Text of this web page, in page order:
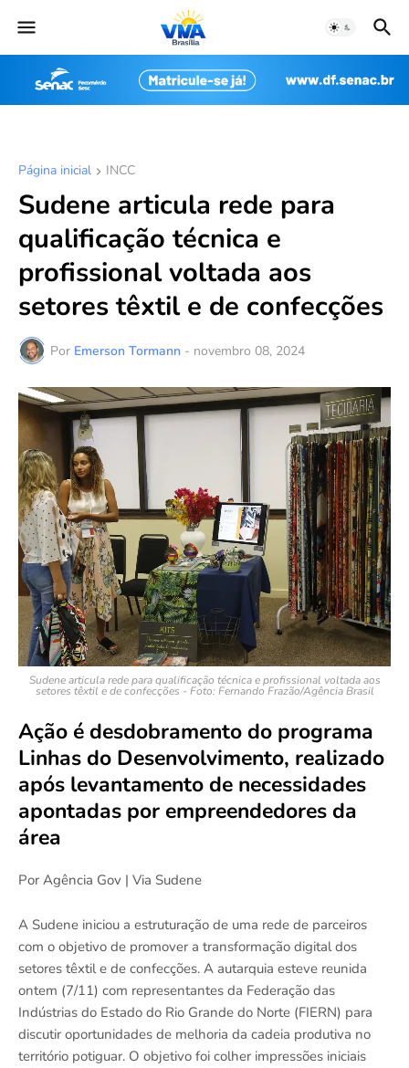
Página inicial INCC
Sudene articula rede para
qualificação técnica e
profissional voltada aos
setores têxtil e de confecções
Por Emerson Tormann - novembro 08, 2024
Sudene articula rede para qualificação técnica e profissional voltada aos
setores têxtil e de confecções - Foto: Fernando Frazão/Agência Brasil
Ação é desdobramento do programa
Linhas do Desenvolvimento, realizado
após levantamento de necessidades
apontadas por empreendedores da
área
Por Agência Gov | Via Sudene
A Sudene iniciou a estruturação de uma rede de parceiros
com o objetivo de promover a transformação digital dos
setores têxtil e de confecções. A autarquia esteve reunida
ontem (7/11) com representantes da Federação das
Indústrias do Estado do Rio Grande do Norte (FIERN) para
discutir oportunidades de melhoria da cadeia produtiva no
território potiguar. O objetivo foi colher impressões iniciais